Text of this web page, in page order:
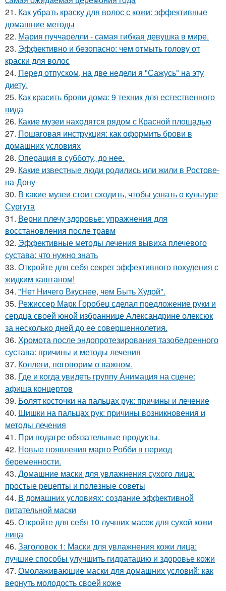
21. Как убрать краску для волос с кожи: эффективные
домашние методы
22. Мария пуччарелли - самая гибкая девушка в мире.
23. Эффективно и безопасно: чем отмыть голову от
краски для волос
24. Перед отпуском, на две недели я "Сажусь" на эту
диету.
25. Как красить брови дома: 9 техник для естественного
вида
26. Какие музеи находятся рядом с Красной площадью
27. Пошаговая инструкция: как оформить брови в
домашних условиях
28. Операция в субботу, до нее.
29. Какие известные люди родились или жили в Ростове-
на-Дону
30. В какие музеи стоит сходить, чтобы узнать о культуре
Сургута
31. Верни плечу здоровье: упражнения для
восстановления после травм
32. Эффективные методы лечения вывиха плечевого
сустава: что нужно знать
33. Откройте для себя секрет эффективного похудения с
жидким каштаном!
34. "Нет Ничего Вкуснее, чем Быть Худой".
35. Режиссер Марк Горобец сделал предложение руки и
сердца своей юной избраннице Александрине олексюк
за несколько дней до ее совершеннолетия.
36. Хромота после эндопротезирования тазобедренного
сустава: причины и методы лечения
37. Коллеги, поговорим о важном.
38. Где и когда увидеть группу Анимация на сцене:
афиша концертов
39. Болят косточки на пальцах рук: причины и лечение
40. Шишки на пальцах рук: причины возникновения и
методы лечения
41. При подагре обязательные продукты.
42. Новые появления марго Робби в период
беременности.
43. Домашние маски для увлажнения сухого лица:
простые рецепты и полезные советы
44. В домашних условиях: создание эффективной
питательной маски
45. Откройте для себя 10 лучших масок для сухой кожи
лица
46. Заголовок 1: Маски для увлажнения кожи лица:
лучшие способы улучшить гидратацию и здоровье кожи
47. Омолаживающие маски для домашних условий: как
вернуть молодость своей коже